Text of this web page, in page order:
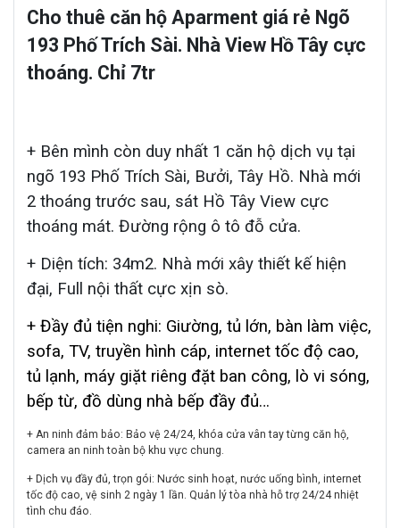
Cho thuê căn hộ Aparment giá rẻ Ngõ
193 Phố Trích Sài. Nhà View Hồ Tây cực
thoáng. Chỉ 7tr
+ Bên mình còn duy nhất 1 căn hộ dịch vụ tại
ngõ 193 Phố Trích Sài, Bưởi, Tây Hồ. Nhà mới
2 thoáng trước sau, sát Hồ Tây View cực
thoáng mát. Đường rộng ô tô đỗ cửa.
+ Diện tích: 34m2. Nhà mới xây thiết kế hiện
đại, Full nội thất cực xịn sò.
+ Đầy đủ tiện nghi: Giường, tủ lớn, bàn làm việc,
sofa, TV, truyền hình cáp, internet tốc độ cao,
tủ lạnh, máy giặt riêng đặt ban công, lò vi sóng,
bếp từ, đồ dùng nhà bếp đầy đủ…
+ An ninh đảm bảo: Bảo vệ 24/24, khóa cửa vân tay từng căn hộ,
camera an ninh toàn bộ khu vực chung.
+ Dịch vụ đầy đủ, trọn gói: Nước sinh hoạt, nước uống bình, internet
tốc độ cao, vệ sinh 2 ngày 1 lần. Quản lý tòa nhà hỗ trợ 24/24 nhiệt
tình chu đáo.